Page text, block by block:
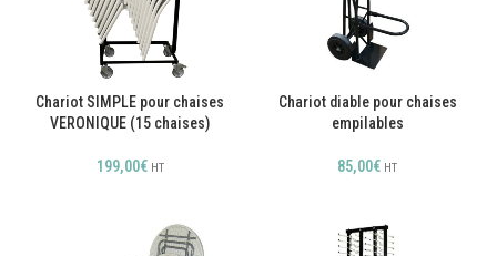
Chariot SIMPLE pour chaises
VERONIQUE (15 chaises)
199,00€ HT
Chariot diable pour chaises
empilables
85,00€ HT